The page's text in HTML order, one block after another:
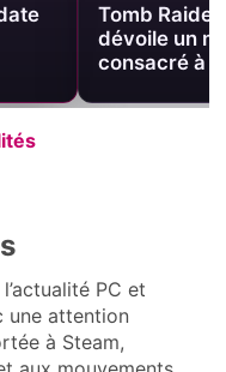
Tomb
dévoile un
consacré à
PC et
une attention
à Steam,